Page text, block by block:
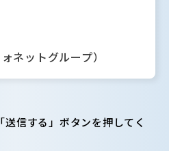
ネットグループ）
信する」ボタンを押してく